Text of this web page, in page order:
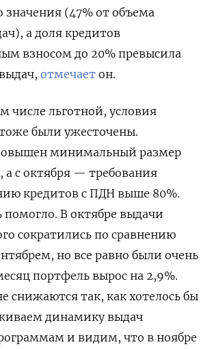
значения (47% от объема
а доля кредитов
взносом до 20% превысила
отмечает он.
числе льготной, условия
были ужесточены.
минимальный размер
а с октября — требования
кредитов с ПДН выше 80%.
помогло. В октябре выдачи
сократились по сравнению
но все равно были очень
портфель вырос на 2,9%.
снижаются так, как хотелось бы
динамику выдач
и видим, что в ноябре